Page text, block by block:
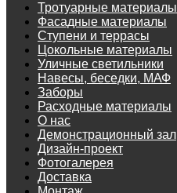
Тротуарные материалы
Фасадные материалы
Ступени и террасы
Цокольные материалы
Уличные светильники
Навесы, беседки, МАФ
Заборы
Расходные материалы
О нас
Демонстрационный зал
Дизайн-проект
Фотогалерея
Доставка